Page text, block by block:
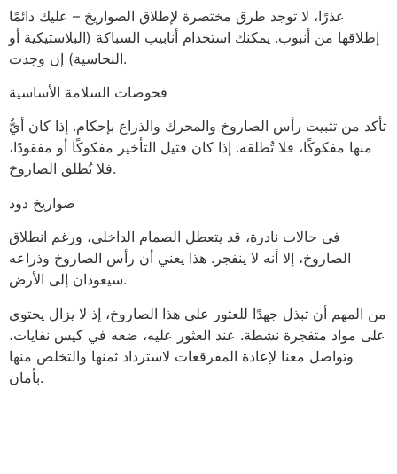
عذرًا، لا توجد طرق مختصرة لإطلاق الصواريخ – عليك دائمًا
إطلاقها من أنبوب. يمكنك استخدام أنابيب السباكة (البلاستيكية أو
النحاسية) إن وجدت.
فحوصات السلامة الأساسية
تأكد من تثبيت رأس الصاروخ والمحرك والذراع بإحكام. إذا كان أيٌّ
منها مفكوكًا، فلا تُطلقه. إذا كان فتيل التأخير مفكوكًا أو مفقودًا،
فلا تُطلق الصاروخ.
صواريخ دود
في حالات نادرة، قد يتعطل الصمام الداخلي، ورغم انطلاق
الصاروخ، إلا أنه لا ينفجر. هذا يعني أن رأس الصاروخ وذراعه
سيعودان إلى الأرض.
من المهم أن تبذل جهدًا للعثور على هذا الصاروخ، إذ لا يزال يحتوي
على مواد متفجرة نشطة. عند العثور عليه، ضعه في كيس نفايات،
وتواصل معنا لإعادة المفرقعات لاسترداد ثمنها والتخلص منها
بأمان.